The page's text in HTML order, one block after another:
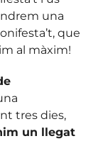
una
que
al màxim!
tres dies,
un llegat